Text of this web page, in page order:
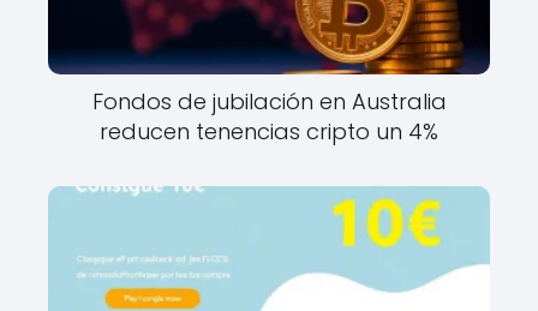
Fondos de jubilación en Australia
reducen tenencias cripto un 4%